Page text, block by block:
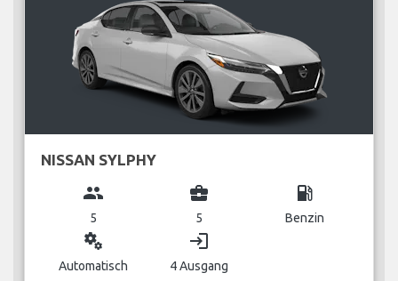
NISSAN SYLPHY
group
5
business_center
5
local_gas_station
Benzin
miscellaneous_services
Automatisch
login
4 Ausgang